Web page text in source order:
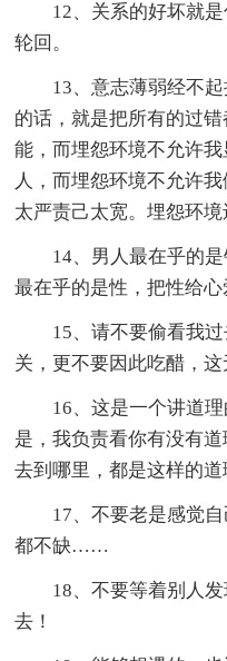
12、关系的好坏就
轮回。
13、意志薄弱经不
的话，就是把所有的过
能，而埋怨环境不允许
人，而埋怨环境不允许
太严责己太宽。埋怨环境
14、男人最在乎的
最在乎的是性，把性给心
15、请不要偷看我
关，更不要因此吃醋，这
16、这是一个讲道
是，我负责看你有没有
去到哪里，都是这样的道
17、不要老是感觉
都不缺……
18、不要等着别人
去！